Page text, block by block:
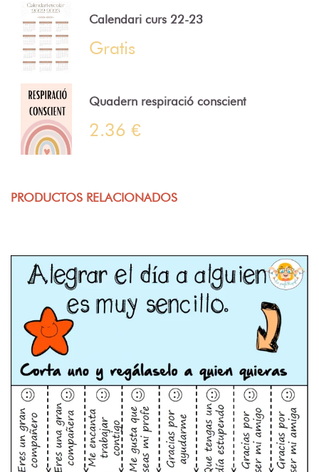
Calendari curs 22-23
Gratis
Quadern respiració conscient
2.36 €
PRODUCTOS RELACIONADOS